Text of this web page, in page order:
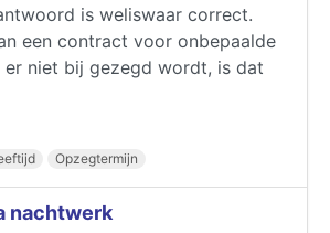
is weliswaar correct.
een contract voor onbepaalde
er niet bij gezegd wordt, is dat
Opzegtermijn
nachtwerk